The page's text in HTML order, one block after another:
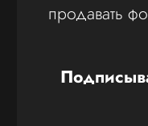
продавать